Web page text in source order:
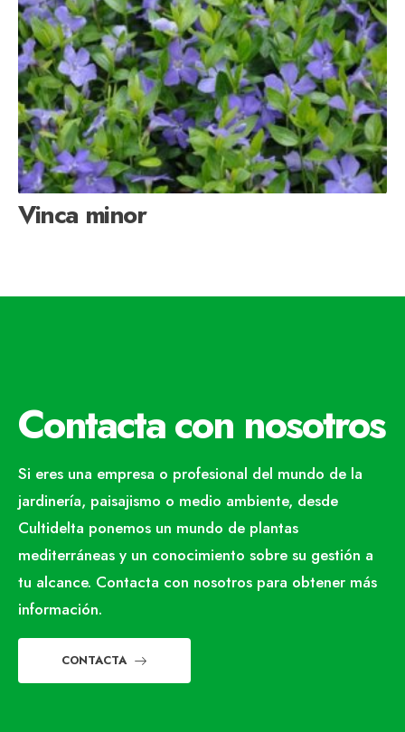
Vinca minor
Contacta con nosotros
Si eres una empresa o profesional del mundo de la
jardinería, paisajismo o medio ambiente, desde
Cultidelta ponemos un mundo de plantas
mediterráneas y un conocimiento sobre su gestión a
tu alcance. Contacta con nosotros para obtener más
información.
CONTACTA